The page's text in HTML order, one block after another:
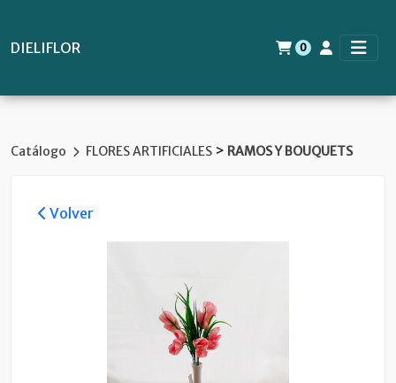
DIELIFLOR 0
Catálogo FLORES ARTIFICIALES > RAMOS Y BOUQUETS
Volver